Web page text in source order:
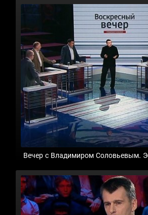
Вечер с Владимиром Соловьевым.